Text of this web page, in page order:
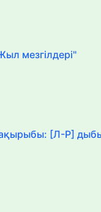
мезгілдері"
[Л-Р]